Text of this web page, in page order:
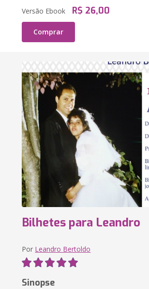
Versão Ebook R$ 26,00
Comprar
Bilhetes para Leandro
Por Leandro Bertoldo
Sinopse